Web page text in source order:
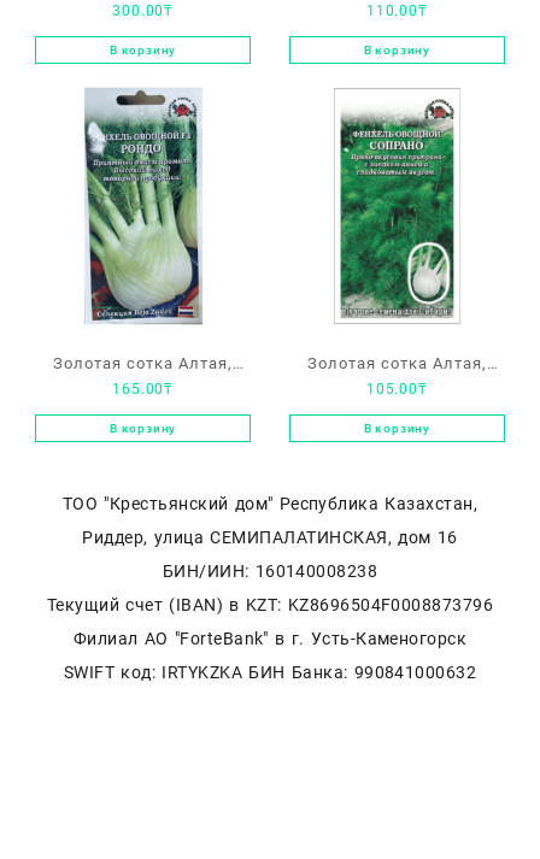
«Фриллис F1»
300.00₸
В корзину
«Восточный аромат»
110.00₸
В корзину
Золотая сотка Алтая,
фенхель F1, «Рондо»
165.00₸
В корзину
Золотая сотка Алтая,
фенхель «Сопрано»
105.00₸
В корзину
ТОО "Крестьянский дом" Республика Казахстан,
Риддер, улица СЕМИПАЛАТИНСКАЯ, дом 16
БИН/ИИН: 160140008238
Текущий счет (IBAN) в KZT: KZ8696504F0008873796
Филиал АО "ForteBank" в г. Усть-Каменогорск
SWIFT код: IRTYKZKA БИН Банка: 990841000632